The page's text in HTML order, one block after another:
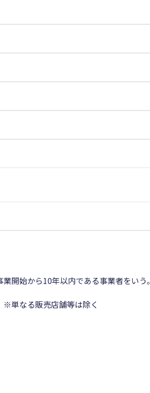
開始から10年以内である事業者をいう。
単なる販売店舗等は除く